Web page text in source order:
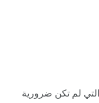
لم تكن ضرورية